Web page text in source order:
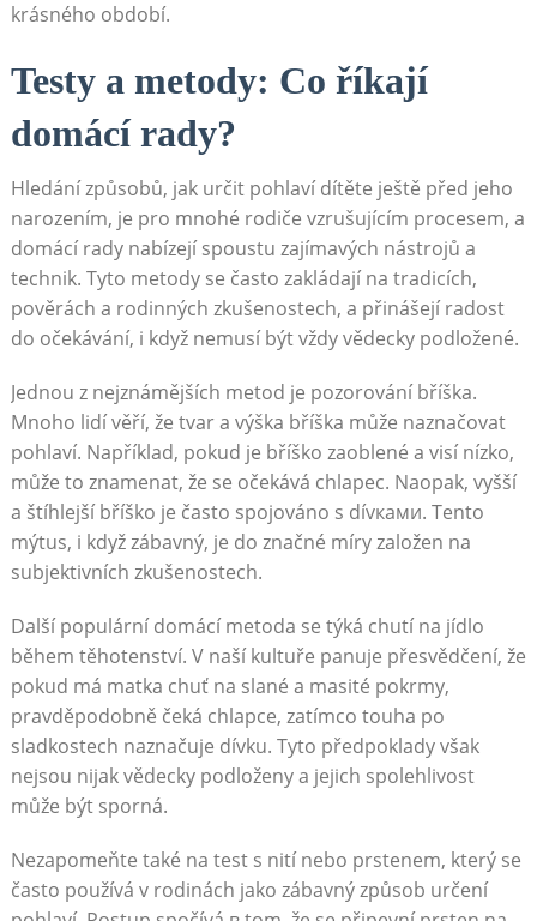
krásného období.
Testy a metody: Co říkají
domácí rady?
Hledání způsobů, jak určit pohlaví dítěte ještě před jeho
narozením, je pro mnohé rodiče vzrušujícím procesem, a
domácí rady nabízejí spoustu zajímavých nástrojů a
technik. Tyto metody se často zakládají na tradicích,
pověrách a rodinných zkušenostech, a přinášejí radost
do očekávání, i když nemusí být vždy vědecky podložené.
Jednou z nejznámějších metod je pozorování bříška.
Mnoho lidí věří, že tvar a výška bříška může naznačovat
pohlaví. Například, pokud je bříško zaoblené a visí nízko,
může to znamenat, že se očekává chlapec. Naopak, vyšší
a štíhlejší bříško je často spojováno s dívками. Tento
mýtus, i když zábavný, je do značné míry založen na
subjektivních zkušenostech.
Další populární domácí metoda se týká chutí na jídlo
během těhotenství. V naší kultuře panuje přesvědčení, že
pokud má matka chuť na slané a masité pokrmy,
pravděpodobně čeká chlapce, zatímco touha po
sladkostech naznačuje dívku. Tyto předpoklady však
nejsou nijak vědecky podloženy a jejich spolehlivost
může být sporná.
Nezapomeňte také na test s nití nebo prstenem, který se
často používá v rodinách jako zábavný způsob určení